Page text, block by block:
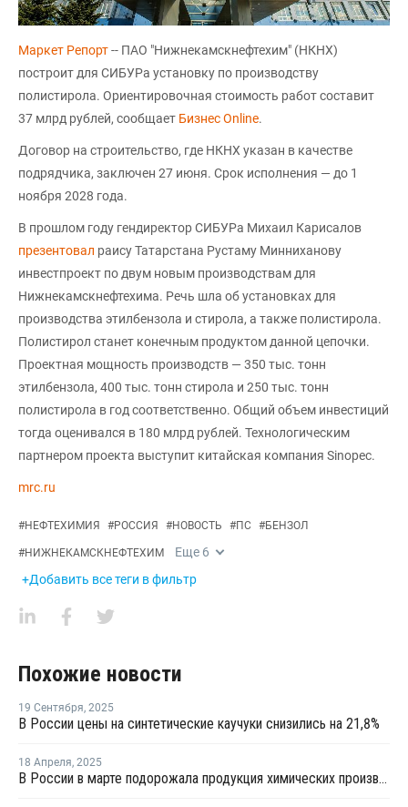
Маркет Репорт-- ПАО "Нижнекамскнефтехим" (НКНХ)
построит для СИБУРа установку по производству
полистирола. Ориентировочная стоимость работ составит
37 млрд рублей, сообщает Бизнес Online.
Договор на строительство, где НКНХ указан в качестве
подрядчика, заключен 27 июня. Срок исполнения — до 1
ноября 2028 года.
В прошлом году гендиректор СИБУРа Михаил Карисалов
презентовал раису Татарстана Рустаму Минниханову
инвестпроект по двум новым производствам для
Нижнекамскнефтехима. Речь шла об установках для
производства этилбензола и стирола, а также полистирола.
Полистирол станет конечным продуктом данной цепочки.
Проектная мощность производств — 350 тыс. тонн
этилбензола, 400 тыс. тонн стирола и 250 тыс. тонн
полистирола в год соответственно. Общий объем инвестиций
тогда оценивался в 180 млрд рублей. Технологическим
партнером проекта выступит китайская компания Sinopec.
mrc.ru
#НЕФТЕХИМИЯ #РОССИЯ #НОВОСТЬ #ПС #БЕНЗОЛ
#НИЖНЕКАМСКНЕФТЕХИМ Еще 6
+Добавить все теги в фильтр
Похожие новости
19 Сентября, 2025
В России цены на синтетические каучуки снизились на 21,8%
18 Апреля, 2025
В России в марте подорожала продукция химических производств